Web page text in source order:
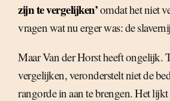
zijn te vergelijken’omdat het niet
vragen wat nu erger was: de
Maar Van der Horst heeft ongelijk.
vergelijken, veronderstelt niet de
rangorde in aan te brengen. Het